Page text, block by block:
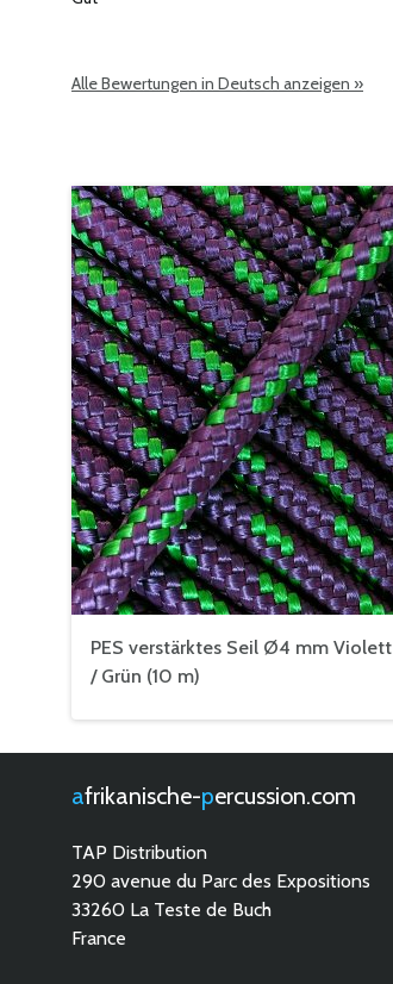
Alle Bewertungen in Deutsch anzeigen »
PES verstärktes Seil Ø4 mm Violett
/ Grün (10 m)
afrikanische- percussion.com
TAP Distribution
290 avenue du Parc des Expositions
33260 La Teste de Buch
France